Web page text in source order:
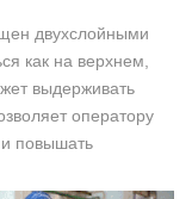
двухслойными
как на верхнем,
выдерживать
оператору
и повышать